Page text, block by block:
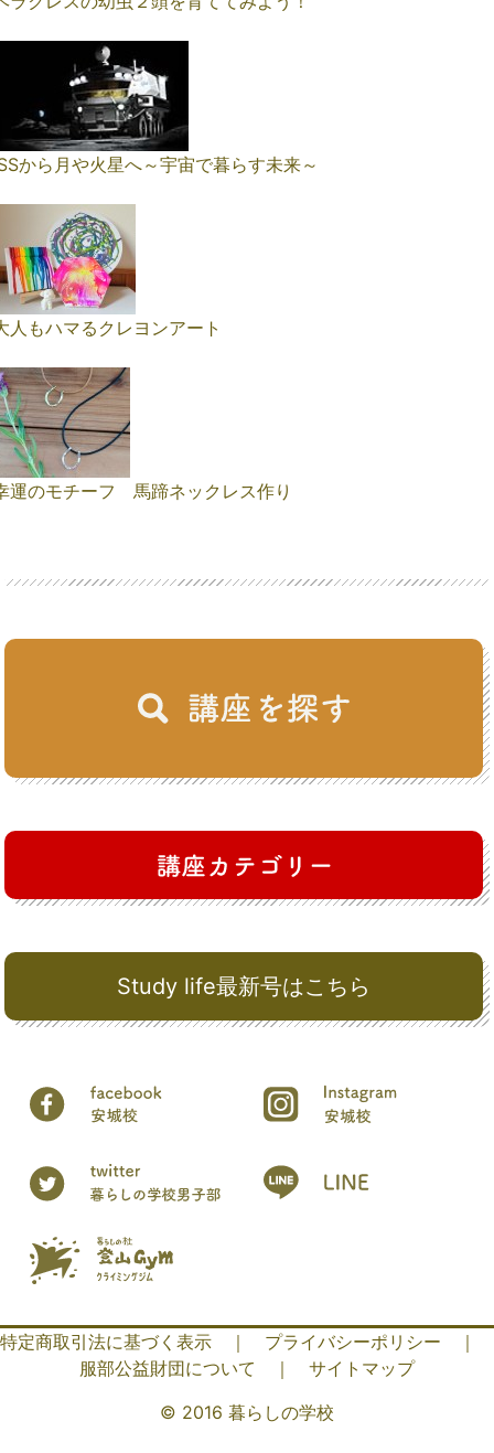
Study life最新号はこちら
から月や火星へ～宇宙で暮らす未来～
人もハマるクレヨンアート
運のモチーフ 馬蹄ネックレス作り
特定商取引法に基づく表示 ｜ プライバシーポリシー
｜
服部公益財団について
｜
サイトマップ
© 2016 暮らしの学校